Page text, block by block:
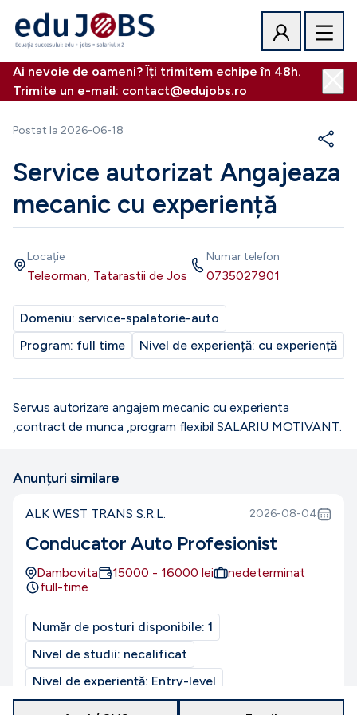
Ai nevoie de oameni? Îți trimitem echipe în 48h.
Trimite un e-mail: contact@edujobs.ro
Postat la 2026-06-18
Service autorizat Angajeaza
mecanic cu experiență
Locație
Teleorman, Tatarastii de Jos
Numar telefon
0735027901
Domeniu: service-spalatorie-auto
Program: full time Nivel de experiență: cu experiență
Servus autorizare angajem mecanic cu experienta
,contract de munca ,program flexibil SALARIU MOTIVANT.
Anunțuri similare
ALK WEST TRANS S.R.L. 2026-08-04
Conducator Auto Profesionist
Dambovita 15000 - 16000 lei
nedeterminat
full-time
Număr de posturi disponibile: 1
Nivel de studii: necalificat
Nivel de experiență: Entry-level